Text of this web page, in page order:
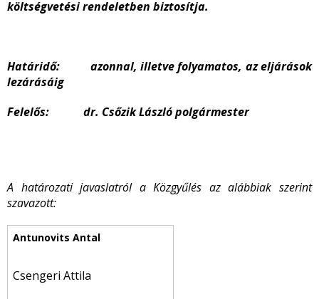
költségvetési rendeletben biztosítja.
Határidő: azonnal, illetve folyamatos, az eljárások
lezárásáig
Felelős: dr. Csőzik László polgármester
A határozati javaslatról a Közgyűlés az alábbiak szerint
szavazott:
Csengeri Attila